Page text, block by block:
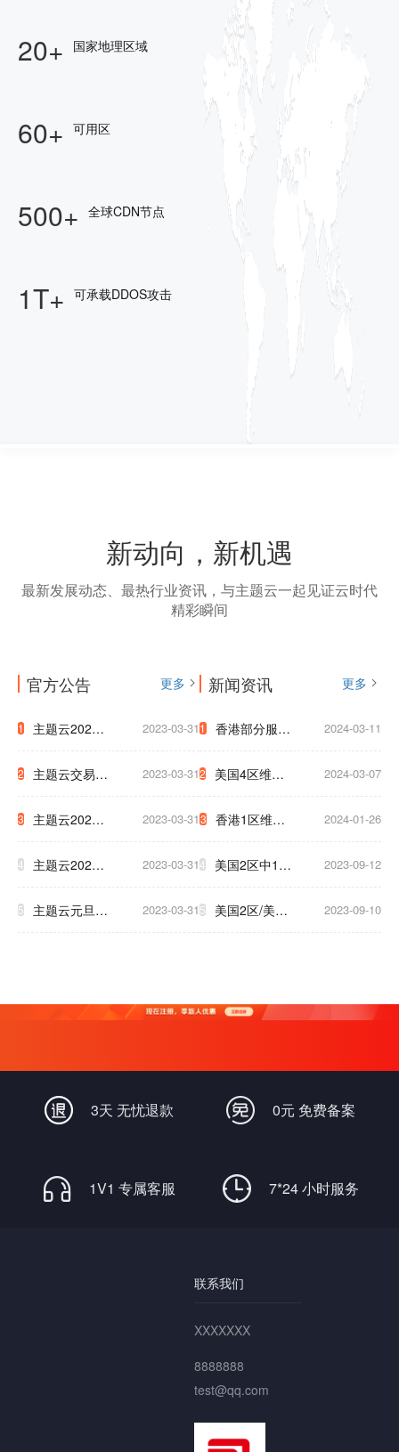
20+ 国家地理区域
60+ 可用区
500+ 全球CDN节点
1T+ 可承载DDOS攻击
新动向，新机遇
最新发展动态、最热行业资讯，与主题云一起见证云时代
精彩瞬间
官方公告 更多
1 主题云2023
年中秋国庆放
假公告
2023-03-31
2 主题云交易支
付系统升级公
告
2023-03-31
3 主题云2023
年五一放假公
告
2023-03-31
4 主题云2023
年春节放假公
2023-03-31
5 主题云元旦大 2023-03-31
新闻资讯 更多
1 香港部分服务
器迁移通知
2024-03-11
2 美国4区维护
網路升級通知
至下午5点
2024-03-07
3 香港1区维护
3小时通知
2024-01-26
4 美国2区中1区
将于9.17号被
2023-09-12
5 美国2区/美国 2023-09-10
3天 无忧退款 0元 免费备案
1V1 专属客服 7*24 小时服务
联系我们
XXXXXXX
8888888
test@qq.com